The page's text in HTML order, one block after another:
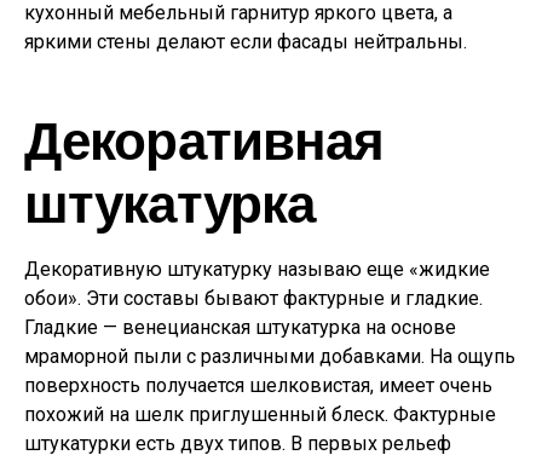
кухонный мебельный гарнитур яркого цвета, а
яркими стены делают если фасады нейтральны.
Декоративная
штукатурка
Декоративную штукатурку называю еще «жидкие
обои». Эти составы бывают фактурные и гладкие.
Гладкие — венецианская штукатурка на основе
мраморной пыли с различными добавками. На ощупь
поверхность получается шелковистая, имеет очень
похожий на шелк приглушенный блеск. Фактурные
штукатурки есть двух типов. В первых рельеф